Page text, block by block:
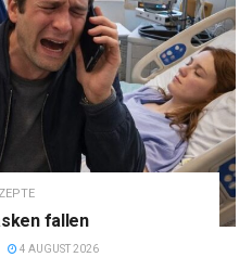
fallen
4 AUGUST 2026